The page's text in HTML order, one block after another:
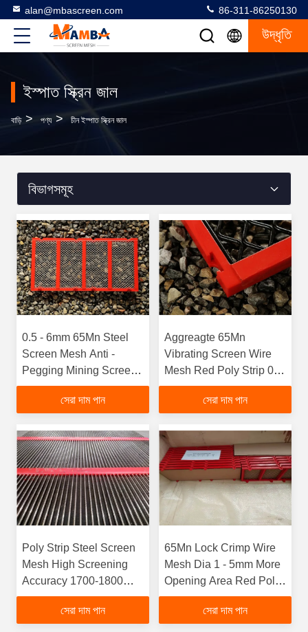
alan@mbascreen.com 86-311-86250130
উদ্ধৃতি
ইস্পাত স্ক্রিন জাল
বাড়ি > পণ্য > চীন ইস্পাত স্ক্রিন জাল
বিভাগসমূহ
0.5 - 6mm 65Mn Steel
Screen Mesh Anti -
Pegging Mining Screen
Mesh
সেরা দাম পান
Aggreagte 65Mn
Vibrating Screen Wire
Mesh Red Poly Strip 0.5
- 6mmfunction gtElInit()
{var lib = new
'bn', function () {});}
সেরা দাম পান
Poly Strip Steel Screen
Mesh High Screening
Accuracy 1700-1800
Mpa Tensile
Strengthfunction
সেরা দাম পান
65Mn Lock Crimp Wire
Mesh Dia 1 - 5mm More
Opening Area Red Poly
Strip
সেরা দাম পান